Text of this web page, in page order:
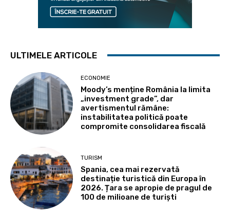
ULTIMELE ARTICOLE
ECONOMIE
Moody’s menține România la limita
„investment grade”, dar
avertismentul rămâne:
instabilitatea politică poate
compromite consolidarea fiscală
TURISM
Spania, cea mai rezervată
destinație turistică din Europa în
2026. Țara se apropie de pragul de
100 de milioane de turiști